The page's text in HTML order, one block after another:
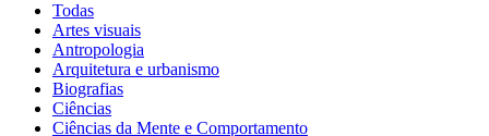
Todas
Artes visuais
Antropologia
Arquitetura e urbanismo
Biografias
Ciências
Ciências da Mente e Comportamento